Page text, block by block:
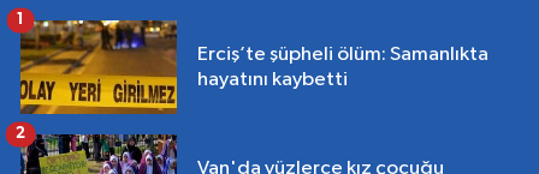
Erciş’te şüpheli ölüm: Samanlıkta
hayatını kaybetti
1
Van'da yüzlerce kız çocuğu
2